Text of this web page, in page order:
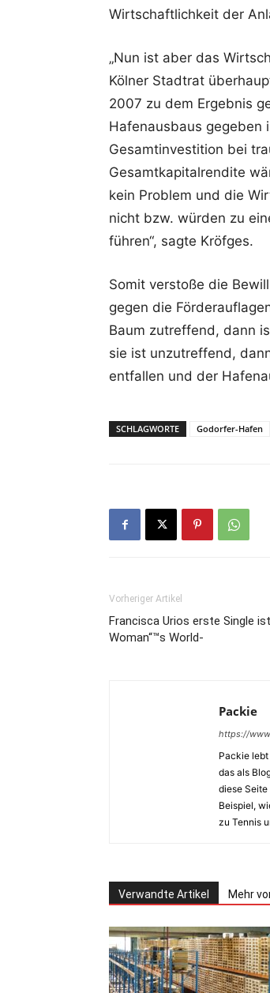
Wirtschaftlichkeit der
„Nun ist aber das
Kölner Stadtrat
2007 zu dem Ergebnis
Hafenausbaus gegeben
Gesamtinvestition bei
Gesamtkapitalrendite
kein Problem und die
nicht bzw. würden zu
führen“, sagte Kröfges.
Somit verstoße die
gegen die
Baum zutreffend, dann
sie ist unzutreffend,
entfallen und der
SCHLAGWORTE Godorfer-Hafen
Vorheriger Artikel
Francisca Urios erste Single
Woman“™s World-
Packie
https://
Packie lebt
das als
diese
Beispiel,
zu Tennis
Verwandte Artikel Mehr